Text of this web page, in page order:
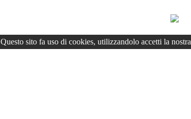
Questo sito fa uso di cookies, utilizzandolo accetti la nostra